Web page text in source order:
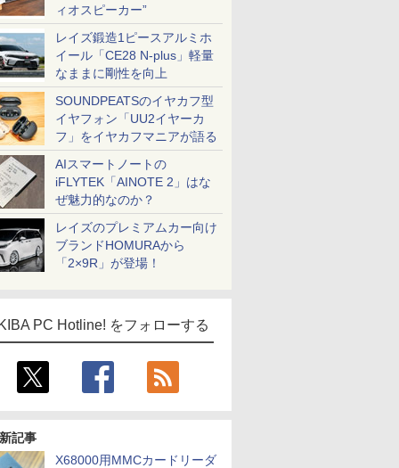
ィオスピーカー”
レイズ鍛造1ピースアルミホ
イール「CE28 N-plus」軽量
なままに剛性を向上
SOUNDPEATSのイヤカフ型
イヤフォン「UU2イヤーカ
フ」をイヤカフマニアが語る
AIスマートノートの
iFLYTEK「AINOTE 2」はな
ぜ魅力的なのか？
レイズのプレミアムカー向け
ブランドHOMURAから
「2×9R」が登場！
PC Hotline! をフォローする
記事
X68000用MMCカードリーダ